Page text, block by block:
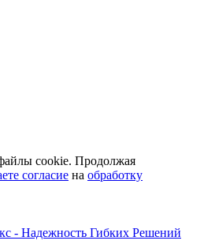
cookie. Продолжая
согласие на обработку